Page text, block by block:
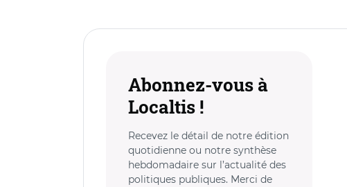
Abonnez-vous à
Localtis !
Recevez le détail de notre édition
quotidienne ou notre synthèse
hebdomadaire sur l’actualité des
politiques publiques. Merci de